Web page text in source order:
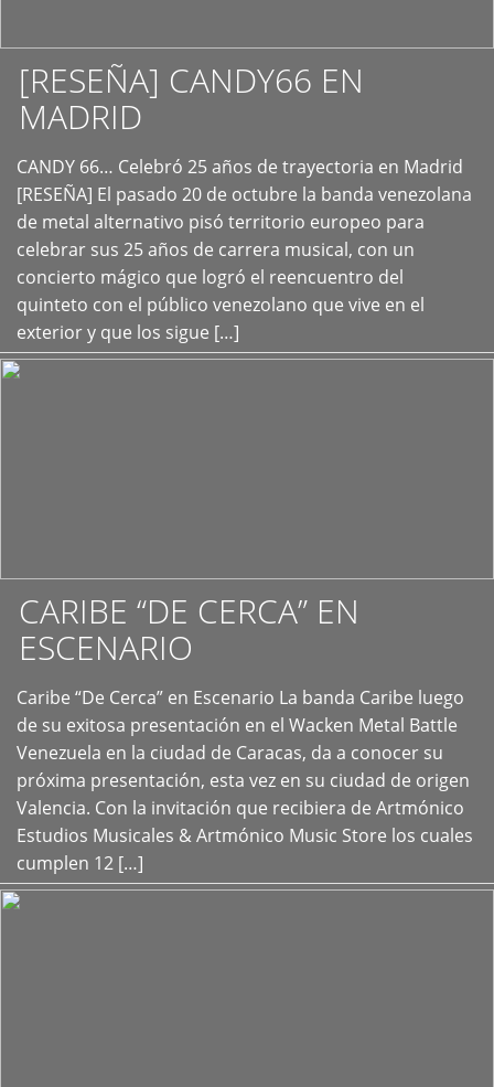
[RESEÑA] CANDY66 EN
MADRID
CANDY 66… Celebró 25 años de trayectoria en Madrid
[RESEÑA] El pasado 20 de octubre la banda venezolana
de metal alternativo pisó territorio europeo para
celebrar sus 25 años de carrera musical, con un
concierto mágico que logró el reencuentro del
quinteto con el público venezolano que vive en el
exterior y que los sigue […]
+
CARIBE “DE CERCA” EN
ESCENARIO
Caribe “De Cerca” en Escenario La banda Caribe luego
de su exitosa presentación en el Wacken Metal Battle
Venezuela en la ciudad de Caracas, da a conocer su
próxima presentación, esta vez en su ciudad de origen
Valencia. Con la invitación que recibiera de Artmónico
Estudios Musicales & Artmónico Music Store los cuales
cumplen 12 […]
+